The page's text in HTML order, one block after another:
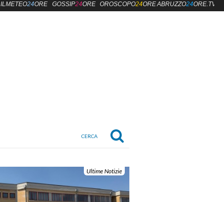
Ultime Notizie
ILMETEO24ORE GOSSIP24ORE OROSCOPO24OREABRUZZO24ORE.TV